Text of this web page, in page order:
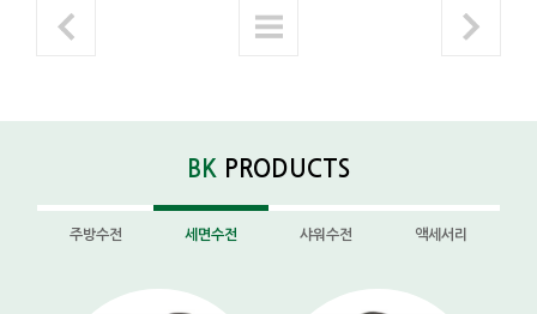
BK PRODUCTS
주방수전 세면수전 샤워수전 액세서리